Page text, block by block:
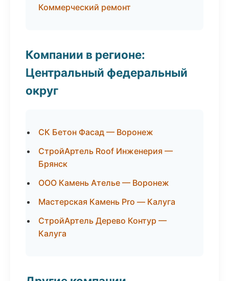
Коммерческий ремонт
Компании в регионе:
Центральный федеральный
округ
СК Бетон Фасад — Воронеж
СтройАртель Roof Инженерия —
Брянск
ООО Камень Ателье — Воронеж
Мастерская Камень Pro — Калуга
СтройАртель Дерево Контур —
Калуга